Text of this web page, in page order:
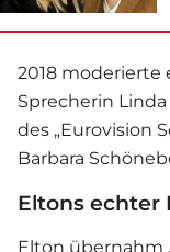
2018 moderierte
Sprecherin
des „Eurovision
Barbara
Eltons echter
Elton übernahm